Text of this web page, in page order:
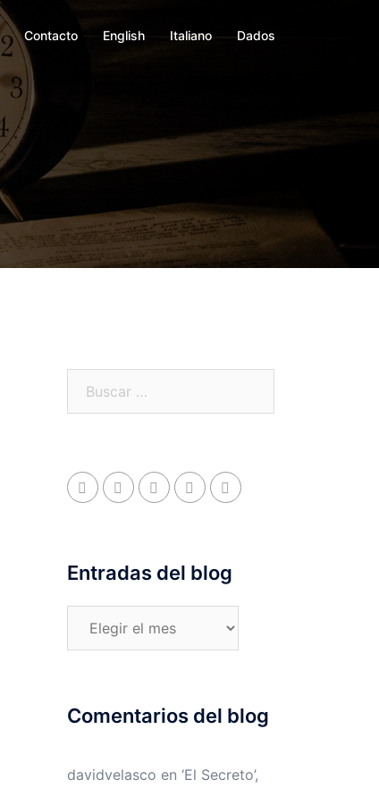
Contacto English Italiano Dados
Entradas del blog
Comentarios del blog
davidvelasco en ‘El Secreto’,